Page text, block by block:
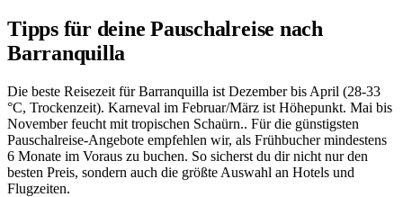
Tipps für deine Pauschalreise nach
Barranquilla
Die beste Reisezeit für Barranquilla ist Dezember bis April (28-33
°C, Trockenzeit). Karneval im Februar/März ist Höhepunkt. Mai bis
November feucht mit tropischen Schaürn.. Für die günstigsten
Pauschalreise-Angebote empfehlen wir, als Frühbucher mindestens
6 Monate im Voraus zu buchen. So sicherst du dir nicht nur den
besten Preis, sondern auch die größte Auswahl an Hotels und
Flugzeiten.